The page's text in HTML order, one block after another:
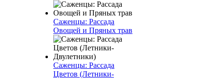
Саженцы: Рассада
Овощей и Пряных трав
Саженцы: Рассада
Цветов (Летники-